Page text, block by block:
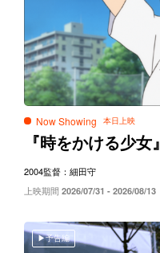
Now Showing
『時をかける少女』
2004監督：細田守
上映期間 2026/07/31 - 2026/08/13
予告編